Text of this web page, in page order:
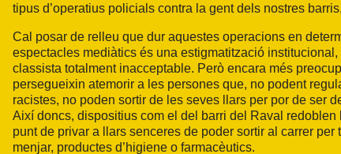
tipus d’operatius policials contra la gent dels nostres
Cal posar de relleu que dur aquestes operacions en
espectacles mediàtics és una estigmatització
classista totalment inacceptable. Però encara més
persegueixin atemorir a les persones que, no podent
racistes, no poden sortir de les seves llars per por de ser
Així doncs, dispositius com el del barri del Raval
punt de privar a llars senceres de poder sortir al carrer
menjar, productes d’higiene o farmacèutics.